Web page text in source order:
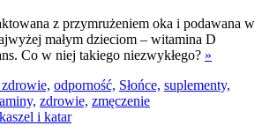
z przymrużeniem oka i podawana w
małym dzieciom – witamina D
Co w niej takiego niezwykłego? »
odporność, Słońce, suplementy,
zdrowie, zmęczenie